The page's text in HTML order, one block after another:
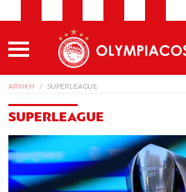
ΑΡΧΙΚΗ SUPERLEAGUE
SUPERLEAGUE